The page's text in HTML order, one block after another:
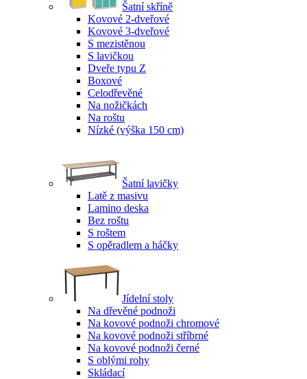
Šatní skříně
Kovové 2-dveřové
Kovové 3-dveřové
S mezistěnou
S lavičkou
Dveře typu Z
Boxové
Celodřevěné
Na nožičkách
Na roštu
Nízké (výška 150 cm)
Šatní lavičky
Latě z masivu
Lamino deska
Bez roštu
S roštem
S opěradlem a háčky
Jídelní stoly
Na dřevěné podnoži
Na kovové podnoži chromové
Na kovové podnoži stříbrné
Na kovové podnoži černé
S oblými rohy
Skládací